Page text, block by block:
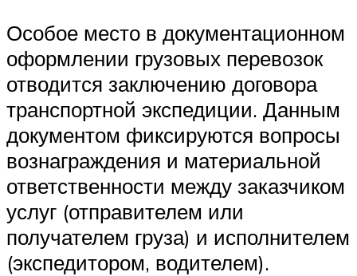
Особое место в документационном
оформлении грузовых перевозок
отводится заключению договора
транспортной экспедиции. Данным
документом фиксируются вопросы
вознаграждения и материальной
ответственности между заказчиком
услуг (отправителем или
получателем груза) и исполнителем
(экспедитором, водителем).